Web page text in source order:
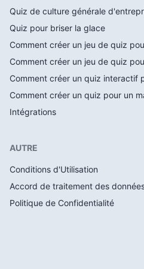
Quiz de culture générale
Quiz pour briser la glace
Comment créer un jeu de quiz
Comment créer un jeu de quiz
Comment créer un quiz interactif
Comment créer un quiz pour un
Intégrations
AUTRE
Conditions d'Utilisation
Accord de traitement des
Politique de Confidentialité